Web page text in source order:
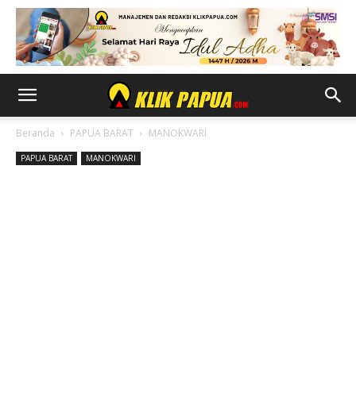
Beranda PAPUA BARAT MANOKWARI
PAPUA BARAT MANOKWARI